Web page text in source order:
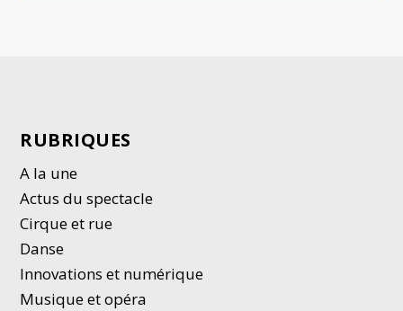
RUBRIQUES
A la une
Actus du spectacle
Cirque et rue
Danse
Innovations et numérique
Musique et opéra